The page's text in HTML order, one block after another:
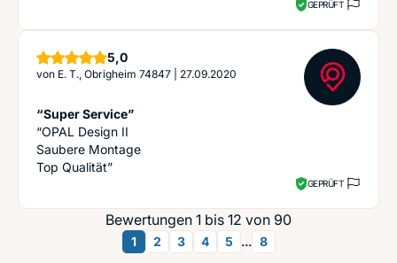
GEPRÜFT
5,0Sterne
von E. T., Obrigheim 74847 27.09.2020
“Super Service”
“OPAL Design II
Saubere Montage
Top Qualität”
GEPRÜFT
Bewertungen 1 bis 12 von 90
1 2 3 4 5 ... 8